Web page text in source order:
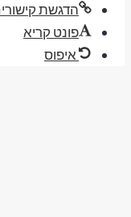
הדגשת קישורים
פונט קריא
איפוס